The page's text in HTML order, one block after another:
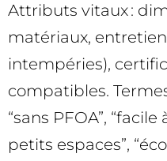
Attributs vitaux :
matériaux,
intempéries),
compatibles.
“sans PFOA”,
petits espaces”,